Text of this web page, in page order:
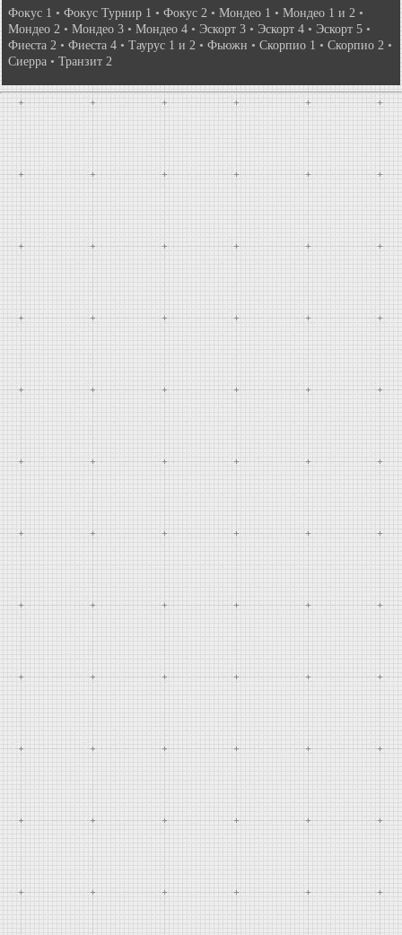
Фокус 1 • Фокус Турнир 1 • Фокус 2 • Мондео 1 • Мондео 1 и 2 •
Мондео 2 • Мондео 3 • Мондео 4 • Эскорт 3 • Эскорт 4 • Эскорт 5 •
Фиеста 2 • Фиеста 4 • Таурус 1 и 2 • Фьюжн • Скорпио 1 • Скорпио 2 •
Сиерра • Транзит 2